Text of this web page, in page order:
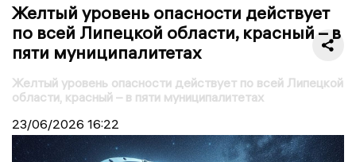
Желтый уровень опасности действует
по всей Липецкой области, красный – в
пяти муниципалитетах
Желтый уровень опасности действует по всей Липецкой
области, красный – в пяти муниципалитетах
23/06/2026 16:22